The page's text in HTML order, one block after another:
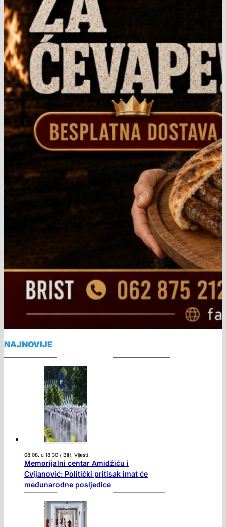
NAJNOVIJE
08.08. u 18:30 / BiH, Vijesti
Memorijalni centar Amidžiću i
Cvijanović: Politički pritisak imat će
međunarodne posljedice